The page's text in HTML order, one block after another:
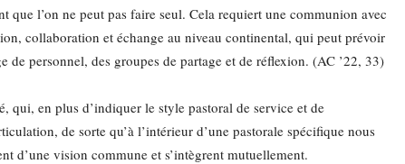
que l’on ne peut pas faire seul. Cela requiert une communion avec
collaboration et échange au niveau continental, qui peut prévoir
de personnel, des groupes de partage et de réflexion. (AC ’22, 33)
qui, en plus d’indiquer le style pastoral de service et de
de sorte qu’à l’intérieur d’une pastorale spécifique nous
d’une vision commune et s’intègrent mutuellement.